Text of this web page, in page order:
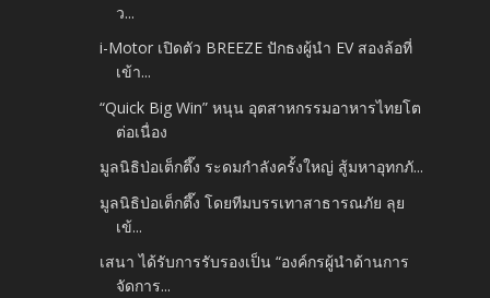
ว...
i-Motor เปิดตัว BREEZE ปักธงผู้นำ EV สองล้อที่
เข้า...
“Quick Big Win” หนุน อุตสาหกรรมอาหารไทยโต
ต่อเนื่อง
มูลนิธิป่อเต็กตึ๊ง ระดมกำลังครั้งใหญ่ สู้มหาอุทกภั...
มูลนิธิป่อเต็กตึ๊ง โดยทีมบรรเทาสาธารณภัย​ ลุย
เข้...
เสนา ได้รับการรับรองเป็น “องค์กรผู้นำด้านการ
จัดการ...